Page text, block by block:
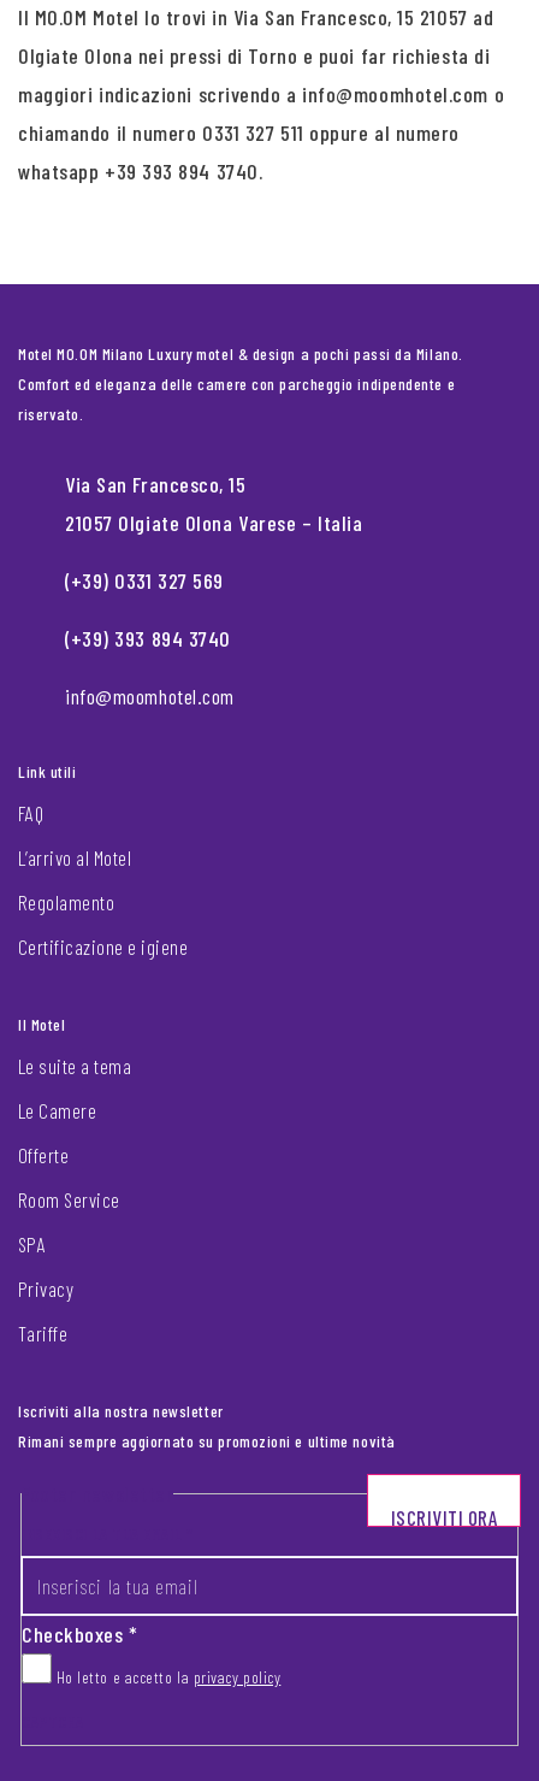
Il MO.OM Motel lo trovi in Via San Francesco, 15 21057 ad
Olgiate Olona nei pressi di Torno e puoi far richiesta di
maggiori indicazioni scrivendo a info@moomhotel.com o
chiamando il numero 0331 327 511 oppure al numero
whatsapp +39 393 894 3740.
Motel MO.OM Milano Luxury motel & design a pochi passi da Milano.
Comfort ed eleganza delle camere con parcheggio indipendente e
riservato.
Via San Francesco, 15
21057 Olgiate Olona Varese – Italia
(+39) 0331 327 569
(+39) 393 894 3740
info@moomhotel.com
Link utili
FAQ
L’arrivo al Motel
Regolamento
Certificazione e igiene
Il Motel
Le suite a tema
Le Camere
Offerte
Room Service
SPA
Privacy
Tariffe
Iscriviti alla nostra newsletter
Rimani sempre aggiornato su promozioni e ultime novità
Footer newsletter
Checkboxes*
Ho letto e accetto la privacy policy
ISCRIVITI ORA